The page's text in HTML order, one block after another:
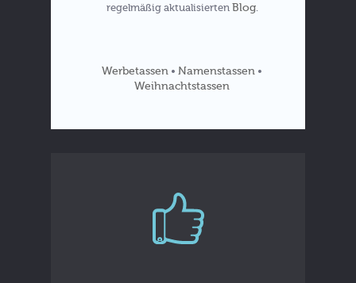
regelmäßig aktualisierten Blog.
Werbetassen • Namenstassen •
Weihnachtstassen